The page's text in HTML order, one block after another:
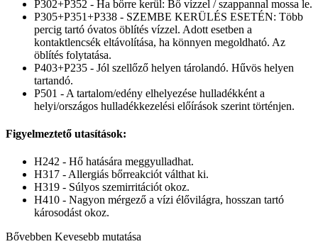
P302+P352 - Ha bőrre kerül: Bő vízzel / szappannal mossa le.
P305+P351+P338 - SZEMBE KERÜLÉS ESETÉN: Több
percig tartó óvatos öblítés vízzel. Adott esetben a
kontaktlencsék eltávolítása, ha könnyen megoldható. Az
öblítés folytatása.
P403+P235 - Jól szellőző helyen tárolandó. Hűvös helyen
tartandó.
P501 - A tartalom/edény elhelyezése hulladékként a
helyi/országos hulladékkezelési előírások szerint történjen.
Figyelmeztető utasítások:
H242 - Hő hatására meggyulladhat.
H317 - Allergiás bőrreakciót válthat ki.
H319 - Súlyos szemirritációt okoz.
H410 - Nagyon mérgező a vízi élővilágra, hosszan tartó
károsodást okoz.
Bővebben Kevesebb mutatása